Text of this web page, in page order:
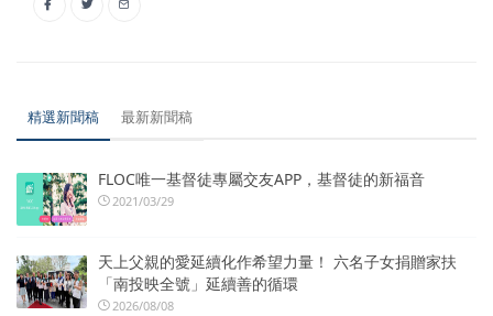
精選新聞稿 最新新聞稿
FLOC唯一基督徒專屬交友APP，基督徒的新福音
2021/03/29
天上父親的愛延續化作希望力量！ 六名子女捐贈家扶
「南投映全號」延續善的循環
2026/08/08